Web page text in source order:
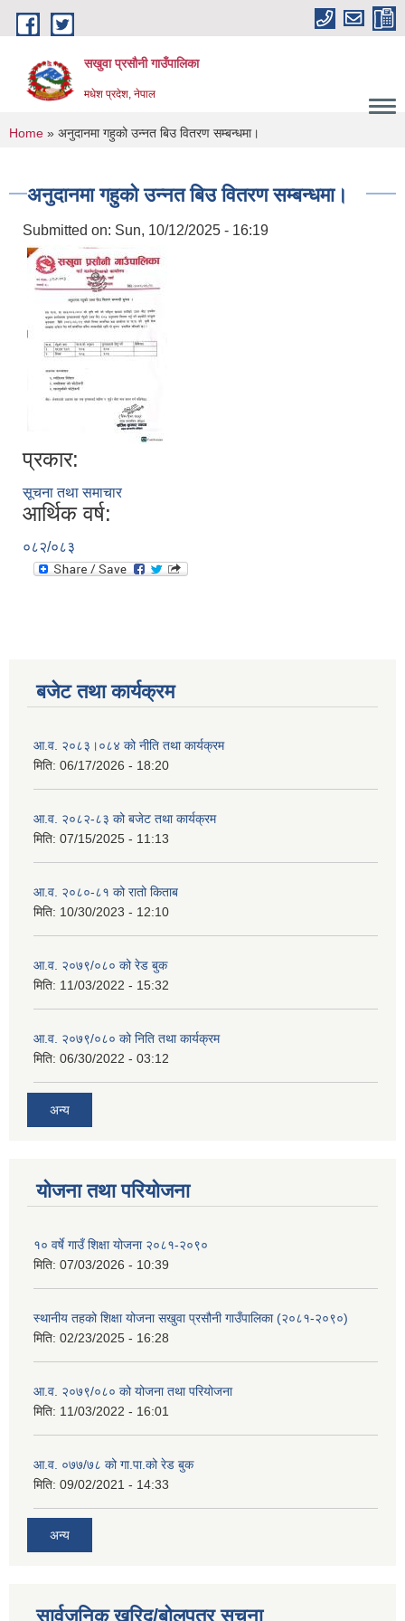
Skip to main content
सखुवा प्रसौनी गाउँपालिका
मधेश प्रदेश, नेपाल
You are here
Home » अनुदानमा गहुको उन्नत बिउ वितरण सम्बन्धमा।
अनुदानमा गहुको उन्नत बिउ वितरण सम्बन्धमा।
Submitted on: Sun, 10/12/2025 - 16:19
प्रकार:
सूचना तथा समाचार
आर्थिक वर्ष:
०८२/०८३
बजेट तथा कार्यक्रम
आ.व. २०८३।०८४ को नीति तथा कार्यक्रम
मिति: 06/17/2026 - 18:20
आ.व. २०८२-८३ को बजेट तथा कार्यक्रम
मिति: 07/15/2025 - 11:13
आ.व. २०८०-८१ को रातो किताब
मिति: 10/30/2023 - 12:10
आ.व. २०७९/०८० को रेड बुक
मिति: 11/03/2022 - 15:32
आ.व. २०७९/०८० को निति तथा कार्यक्रम
मिति: 06/30/2022 - 03:12
अन्य
योजना तथा परियोजना
१० वर्षे गाउँ शिक्षा योजना २०८१-२०९०
मिति: 07/03/2026 - 10:39
स्थानीय तहको शिक्षा योजना सखुवा प्रसौनी गाउँपालिका (२०८१-२०९०)
मिति: 02/23/2025 - 16:28
आ.व. २०७९/०८० को योजना तथा परियोजना
मिति: 11/03/2022 - 16:01
आ.व. ०७७/७८ को गा.पा.को रेड बुक
मिति: 09/02/2021 - 14:33
अन्य
सार्वजनिक खरिद/बोलपत्र सूचना